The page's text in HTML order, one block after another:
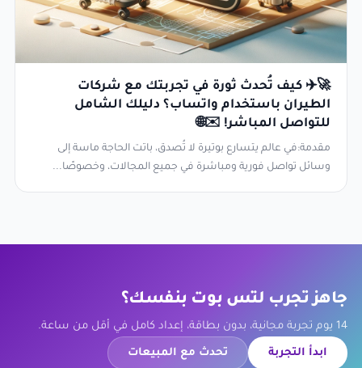
🚀✈️ كيف تُحدث ثورة في تجربتك مع شركات
الطيران باستخدام واتساب؟ دليلك الشامل
للتواصل المباشر! ✉️🌐
مقدمة:في عالم يتسارع بوتيرة لا تُصدق، باتت الحاجة ماسة إلى
وسائل تواصل فورية ومباشرة في جميع المجالات، وخصوصًا...
جاهز تجرب لتس بوت بنفسك؟
14 يوم تجربة مجانية، بدون بطاقة، إعداد كامل في أقل من ساعة.
ابدأ التجربة تحدث مع المبيعات